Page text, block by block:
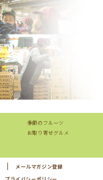
季節のフルーツ
お取り寄せグルメ
メールマガジン登録